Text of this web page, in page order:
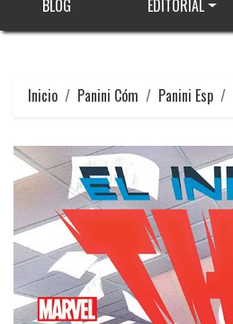
BLOG EDITORIAL
Inicio Panini Cóm Panini Esp